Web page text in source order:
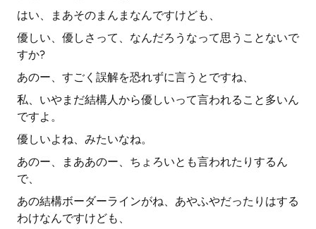
はい、まあそのまんまなんですけども、
優しい、優しさって、なんだろうなって思うことないで
すか?
あのー、すごく誤解を恐れずに言うとですね、
私、いやまだ結構人から優しいって言われること多いん
ですよ。
優しいよね、みたいなね。
あのー、まああのー、ちょろいとも言われたりするん
で、
あの結構ボーダーラインがね、あやふやだったりはする
わけなんですけども、